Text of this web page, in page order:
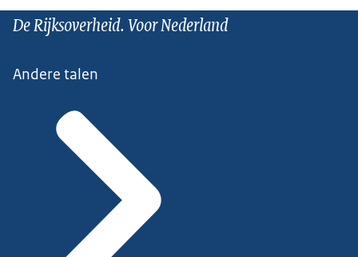
De Rijksoverheid. Voor Nederland
Andere talen